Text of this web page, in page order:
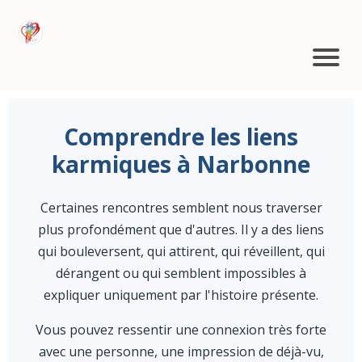
Comprendre les liens
karmiques à Narbonne
Certaines rencontres semblent nous traverser
plus profondément que d'autres. Il y a des liens
qui bouleversent, qui attirent, qui réveillent, qui
dérangent ou qui semblent impossibles à
expliquer uniquement par l'histoire présente.
Vous pouvez ressentir une connexion très forte
avec une personne, une impression de déjà-vu,